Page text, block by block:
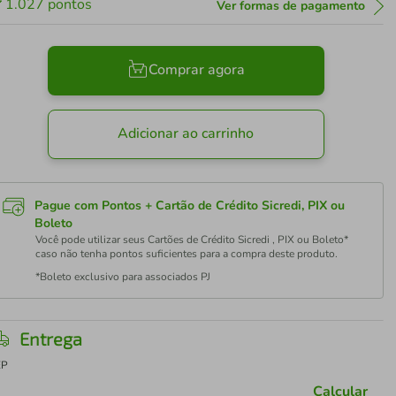
1.027 pontos Ver formas de pagamento
Comprar agora
Adicionar ao carrinho
Pague com Pontos + Cartão de Crédito Sicredi, PIX ou
Boleto
Você pode utilizar seus Cartões de Crédito Sicredi , PIX ou Boleto*
caso não tenha pontos suficientes para a compra deste produto.
*Boleto exclusivo para associados PJ
Entrega
Calcular